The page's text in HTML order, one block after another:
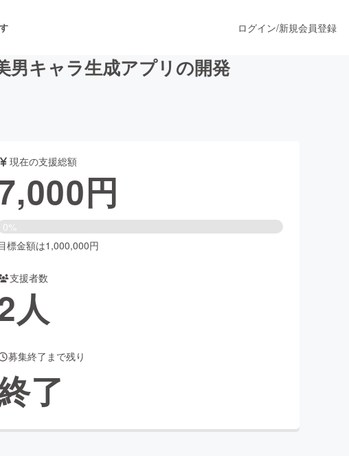
ンス
ルスケア
ログイン/新規会員登録
男キャラ生成アプリの開発
現在の支援総額
円
0%
標金額は1,000,000円
支援者数
人
募集終了まで残り
了